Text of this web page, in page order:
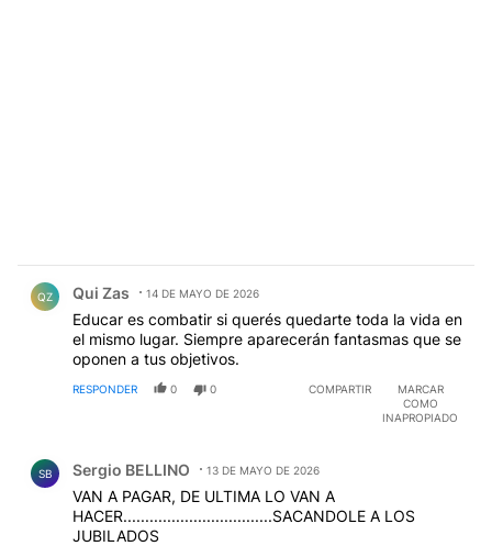
QZ Qui Zas 14 DE MAYO DE 2026
Educar es combatir si querés quedarte toda la vida en
el mismo lugar. Siempre aparecerán fantasmas que se
oponen a tus objetivos.
RESPONDER 0 0 COMPARTIR
MARCAR
COMO
INAPROPIADO
SB Sergio BELLINO 13 DE MAYO DE 2026
VAN A PAGAR, DE ULTIMA LO VAN A
HACER..................................SACANDOLE A LOS
JUBILADOS